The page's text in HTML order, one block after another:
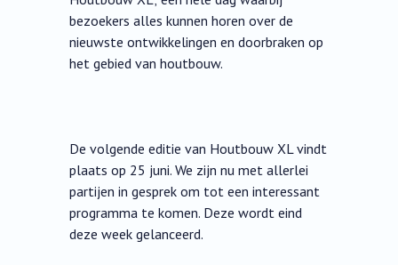
bezoekers alles kunnen horen over de
nieuwste ontwikkelingen en doorbraken op
het gebied van houtbouw.
De volgende editie van Houtbouw XL vindt
plaats op 25 juni. We zijn nu met allerlei
partijen in gesprek om tot een interessant
programma te komen. Deze wordt eind
deze week gelanceerd.